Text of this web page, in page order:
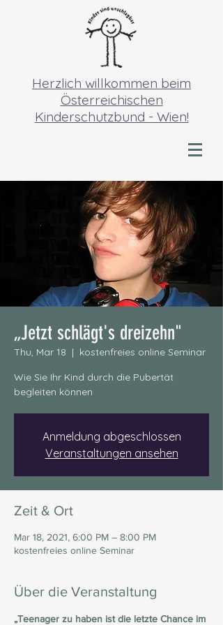
Herzlich willkommen beim
Österreichischen
Kinderschutzbund - Wien!
„Jetzt schlägt's dreizehn"
Thu, Mar 18
  |
kostenfreies online Seminar
Wie Sie Ihr Kind durch die Pubertät
begleiten können
Anmeldung abgeschlossen
Veranstaltungen ansehen
Zeit & Ort
Mar 18, 2021, 6:00 PM – 8:00 PM
kostenfreies online Seminar
Über die Veranstaltung
„Teenager zu haben ist die letzte Chance im